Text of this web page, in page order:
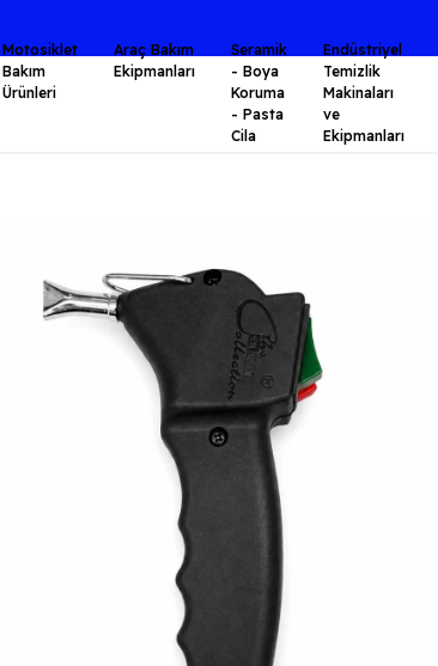
Motosiklet
Bakım
Ürünleri
Araç Bakım
Ekipmanları
Seramik
- Boya
Koruma
- Pasta
Cila
Endüstriyel
Temizlik
Makinaları
ve
Ekipmanları